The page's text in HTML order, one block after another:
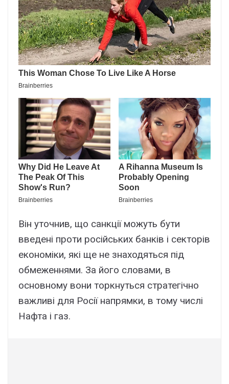
Він уточнив, що санкції можуть бути
введені проти російських банків і секторів
економіки, які ще не знаходяться під
обмеженнями. За його словами, в
основному вони торкнуться стратегічно
важливі для Росії напрямки, в тому числі
Нафта і газ.